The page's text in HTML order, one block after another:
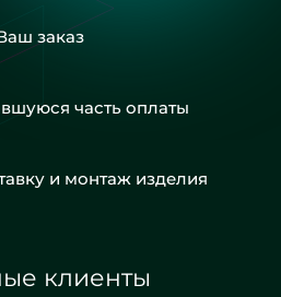
заказ
часть оплаты
и монтаж изделия
клиенты